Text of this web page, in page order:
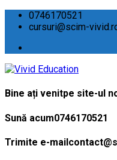
0746170521
cursuri@scim-
Bine ați venitpe site-ul
Sună acum0746170521
Trimite e-mail